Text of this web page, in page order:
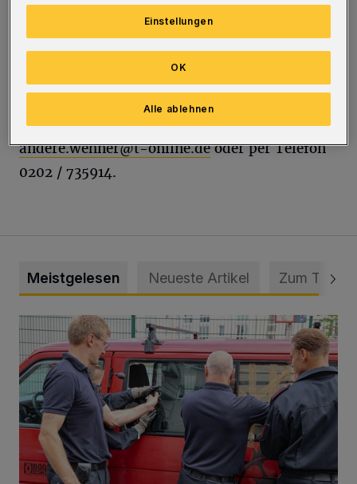
Sporthalle am Nocken sowie dienstags von 16
bis 17.30 Uhr in der Turnhalle Yorckstraße.
Das Team nimmt am Ligenbetrieb teil und
bestreitet zudem Freundschaftsspiele.
Interessenten können sich melden unterder-
andere.wehner@t-online.deoder per Telefon
0202 / 735914.
Meistgelesen Neueste Artikel Zum Thema
Feuerwehr befreit Kind aus verschlossenem VW Bulli
Einstellungen
Alle ablehnen
OK